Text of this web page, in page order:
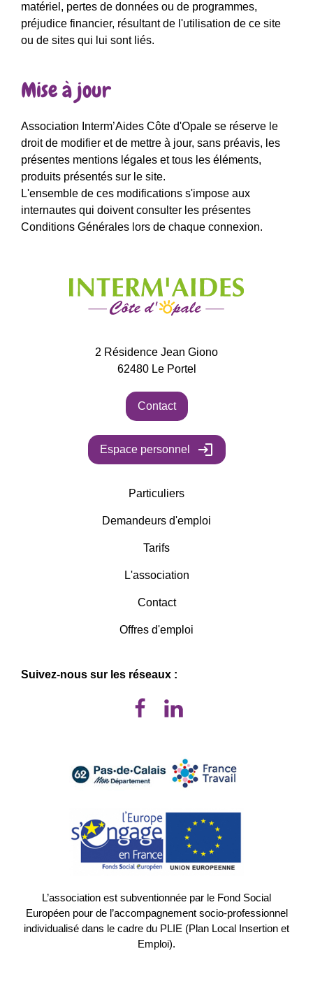
matériel, pertes de données ou de programmes,
préjudice financier, résultant de l'utilisation de ce site
ou de sites qui lui sont liés.
Mise à jour
Association Interm’Aides Côte d'Opale se réserve le
droit de modifier et de mettre à jour, sans préavis, les
présentes mentions légales et tous les éléments,
produits présentés sur le site.
L'ensemble de ces modifications s'impose aux
internautes qui doivent consulter les présentes
Conditions Générales lors de chaque connexion.
2 Résidence Jean Giono
62480 Le Portel
Contact
Espace personnel login
Particuliers
Demandeurs d'emploi
Tarifs
L'association
Contact
Offres d'emploi
Suivez-nous sur les réseaux :
L’association est subventionnée par le Fond Social
Européen pour de l’accompagnement socio-professionnel
individualisé dans le cadre du PLIE (Plan Local Insertion et
Emploi).